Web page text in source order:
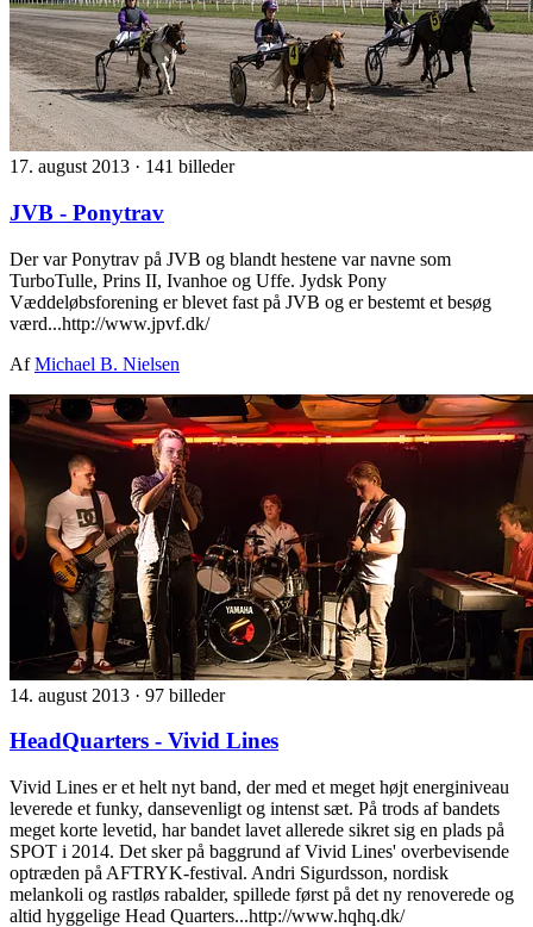
17. august 2013 · 141 billeder
JVB - Ponytrav
Der var Ponytrav på JVB og blandt hestene var navne som
TurboTulle, Prins II, Ivanhoe og Uffe. Jydsk Pony
Væddeløbsforening er blevet fast på JVB og er bestemt et besøg
værd...http://www.jpvf.dk/
AfMichael B. Nielsen
14. august 2013 · 97 billeder
HeadQuarters - Vivid Lines
Vivid Lines er et helt nyt band, der med et meget højt energiniveau
leverede et funky, dansevenligt og intenst sæt. På trods af bandets
meget korte levetid, har bandet lavet allerede sikret sig en plads på
SPOT i 2014. Det sker på baggrund af Vivid Lines' overbevisende
optræden på AFTRYK-festival. Andri Sigurdsson, nordisk
melankoli og rastløs rabalder, spillede først på det ny renoverede og
altid hyggelige Head Quarters...http://www.hqhq.dk/